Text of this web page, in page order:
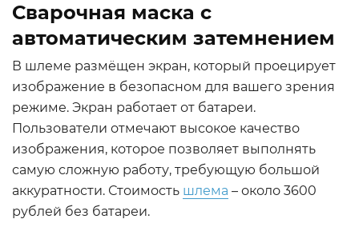
Сварочная маска с
автоматическим затемнением
В шлеме размёщен экран, который проецирует
изображение в безопасном для вашего зрения
режиме. Экран работает от батареи.
Пользователи отмечают высокое качество
изображения, которое позволяет выполнять
самую сложную работу, требующую большой
аккуратности. Стоимость шлема – около 3600
рублей без батареи.